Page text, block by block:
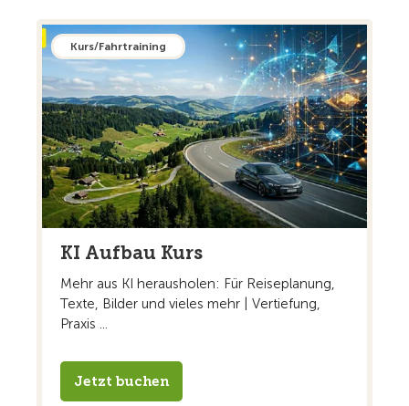
Kurs/Fahrtraining
KI Aufbau Kurs
Mehr aus KI herausholen: Für Reiseplanung,
Texte, Bilder und vieles mehr | Vertiefung,
Praxis ...
Jetzt buchen